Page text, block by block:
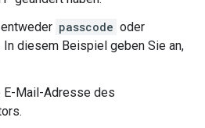
passcode oder
In diesem Beispiel geben Sie an,
E-Mail-Adresse des